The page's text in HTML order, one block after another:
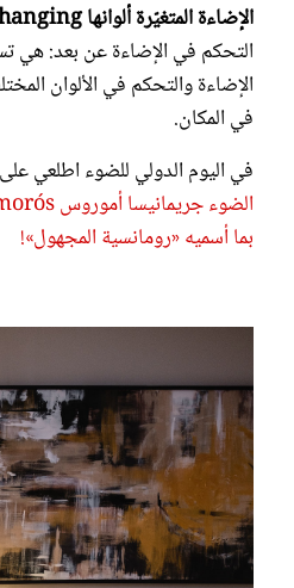
الإضاءة المتغيّرة ألوانها Color Changing
التحكم في الإضاءة عن بعد: هي
الإضاءة والتحكم في الألوان
في المكان.
في اليوم الدولي للضوء اطلعي
بما أسميه «رومانسية المجهول»!